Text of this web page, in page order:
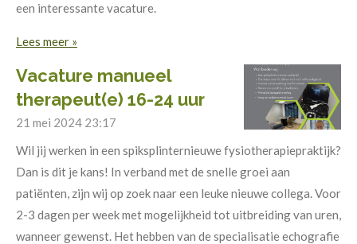
een interessante vacature.
Lees meer »
Vacature manueel
therapeut(e) 16-24 uur
21 mei 2024 23:17
Wil jij werken in een spiksplinternieuwe fysiotherapiepraktijk?
Dan is dit je kans! In verband met de snelle groei aan
patiënten, zijn wij op zoek naar een leuke nieuwe collega. Voor
2-3 dagen per week met mogelijkheid tot uitbreiding van uren,
wanneer gewenst. Het hebben van de specialisatie echografie